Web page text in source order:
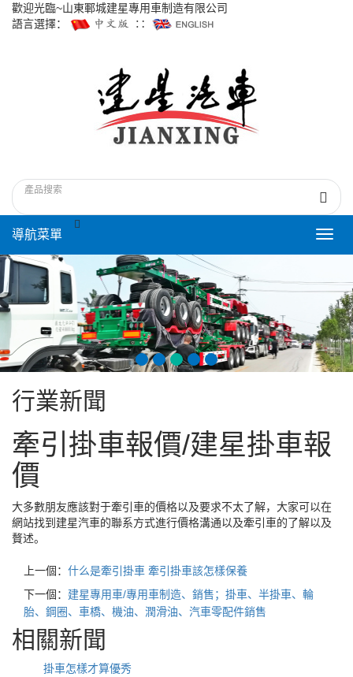
歡迎光臨~山東鄆城建星專用車制造有限公司
語言選擇：
∷
導航菜單
行業新聞
牽引掛車報價/建星掛車報
價
大多數朋友應該對于牽引車的價格以及要求不太了解，大家可以在
網站找到建星汽車的聯系方式進行價格溝通以及牽引車的了解以及
贅述。
上一個： 什么是牽引掛車 牽引掛車該怎樣保養
下一個： 建星專用車/專用車制造、銷售；掛車、半掛車、輪
胎、鋼圈、車橋、機油、潤滑油、汽車零配件銷售
相關新聞
掛車怎樣才算優秀